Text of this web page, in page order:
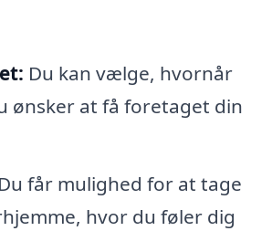
Du kan vælge, hvornår
ønsker at få foretaget din
Du får mulighed for at tage
hvor du føler dig